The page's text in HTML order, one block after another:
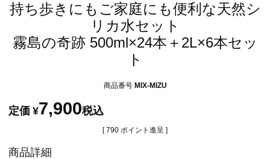
持ち歩きにもご家庭にも便利な天然シ
リカ水セット
霧島の奇跡 500ml×24本＋2L×6本セッ
ト
商品番号 MIX-MIZU
定価 ¥7,900税込
[ 790 ポイント進呈 ]
商品詳細